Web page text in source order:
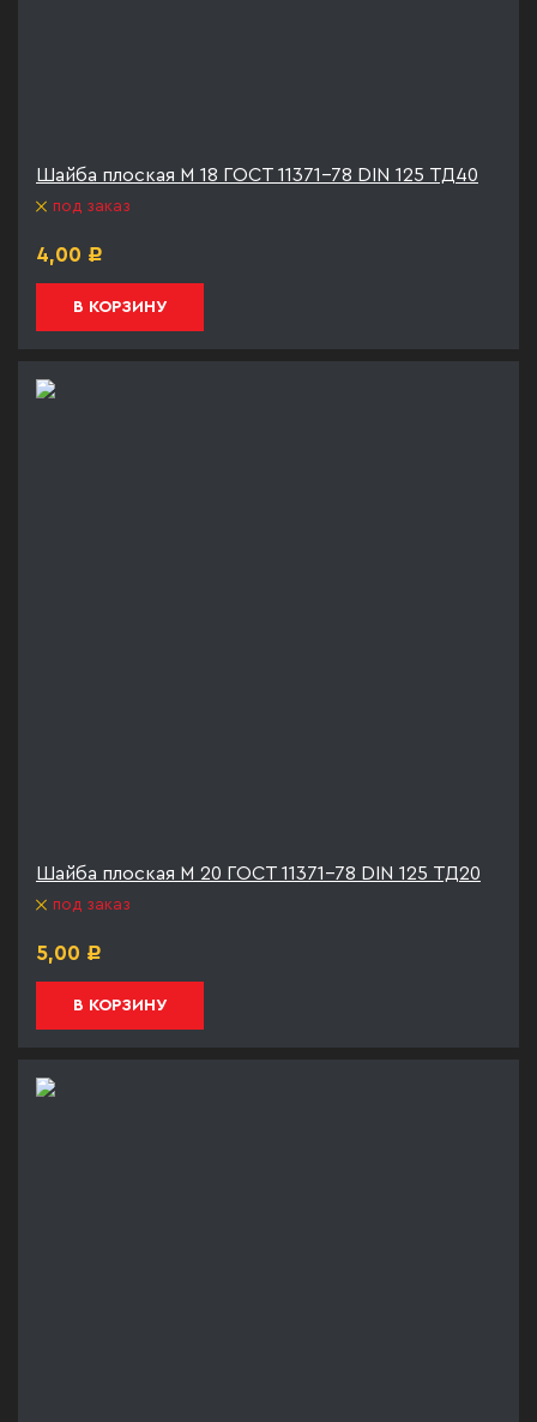
Шайба плоская М 18 ГОСТ 11371-78 DIN 125 ТД40
под заказ
4,00 Р
В КОРЗИНУ
Шайба плоская М 20 ГОСТ 11371-78 DIN 125 ТД20
под заказ
5,00 Р
В КОРЗИНУ